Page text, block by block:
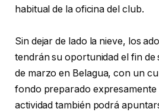
habitual de la oficina del club.
Sin dejar de lado la nieve, los
tendrán su oportunidad el fin de
de marzo en Belagua, con un
fondo preparado expresamente
actividad también podrá